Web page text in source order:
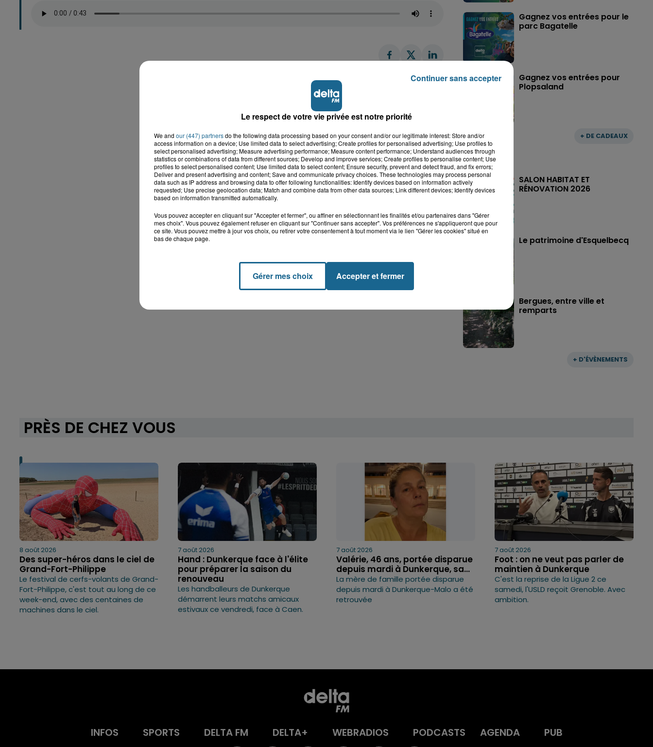
+ DE CADEAUX
Gagnez vos entrées pour le
parc Bagatelle
Gagnez vos entrées pour
Plopsaland
+ D'ÉVÈNEMENTS
SALON HABITAT ET
RÉNOVATION 2026
Le patrimoine d'Esquelbecq
Bergues, entre ville et
remparts
PRÈS DE CHEZ VOUS
8 août 2026
Des super-héros dans le ciel de
Grand-Fort-Philippe
Le festival de cerfs-volants de Grand-
Fort-Philippe, c'est tout au long de ce
week-end, avec des centaines de
machines dans le ciel.
7 août 2026
Hand : Dunkerque face à l'élite
pour préparer la saison du
renouveau
Les handballeurs de Dunkerque
démarrent leurs matchs amicaux
estivaux ce vendredi, face à Caen.
7 août 2026
Valérie, 46 ans, portée disparue
depuis mardi à Dunkerque, sa...
La mère de famille portée disparue
depuis mardi à Dunkerque-Malo a été
retrouvée
7 août 2026
Foot : on ne veut pas parler de
maintien à Dunkerque
C'est la reprise de la Ligue 2 ce
samedi, l'USLD reçoit Grenoble. Avec
ambition.
INFOS SPORTS DELTA FM DELTA+ WEBRADIOS PODCASTS AGENDA PUB
Le respect de votre vie privée est notre priorité
We and our (447) partnersdo the following data processing based on your consent and/or our legitimate interest: Store and/or
access information on a device; Use limited data to select advertising; Create profiles for personalised advertising; Use profiles to
select personalised advertising; Measure advertising performance; Measure content performance; Understand audiences through
statistics or combinations of data from different sources; Develop and improve services; Create profiles to personalise content; Use
profiles to select personalised content; Use limited data to select content; Ensure security, prevent and detect fraud, and fix errors;
Deliver and present advertising and content; Save and communicate privacy choices. These technologies may process personal
data such as IP address and browsing data to offer following functionalities: Identify devices based on information actively
requested; Use precise geolocation data; Match and combine data from other data sources; Link different devices; Identify devices
based on information transmitted automatically.
Vous pouvez accepter en cliquant sur "Accepter et fermer", ou affiner en sélectionnant les finalités et/ou partenaires dans "Gérer
mes choix". Vous pouvez également refuser en cliquant sur "Continuer sans accepter". Vos préférences ne s'appliqueront que pour
ce site. Vous pouvez mettre à jour vos choix, ou retirer votre consentement à tout moment via le lien "Gérer les cookies" situé en
bas de chaque page.
Gérer mes choix Accepter et fermer
Continuer sans accepter